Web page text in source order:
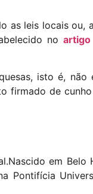
as leis locais ou,
noartigo
isto é,
firmado de
Nascido em Belo
Pontifícia